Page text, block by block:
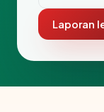
Laporan